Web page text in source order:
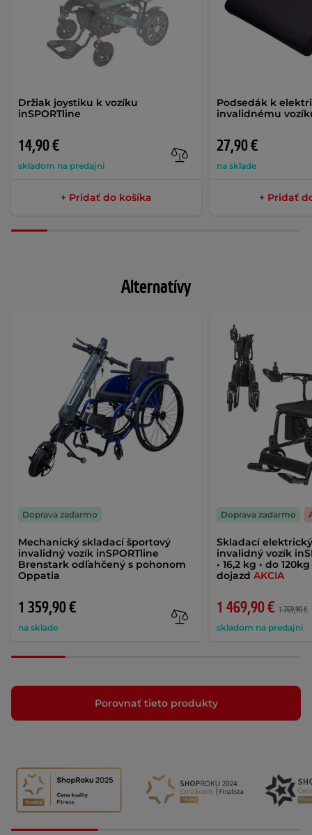
Držiak joystiku k vozíku
inSPORTline
14,90 €
skladom na predajni
+ Pridať do košíka
Podsedák k
invalidnému
27,90 €
na sklade
+ Pridať
Alternatívy
Mechanický skladací športový
invalidný vozík inSPORTline
Brenstark odľahčený s pohonom
Oppatia
1 359,90 €
na sklade
Doprava zadarmo
Skladací
invalidný vozík
• 16,2 kg • do
dojazdAKCIA
1 469,90 € 1 769,90 €
skladom na predajni
Doprava zadarmo
Porovnať tieto produkty